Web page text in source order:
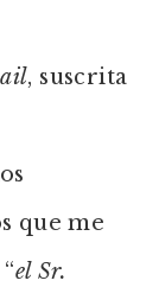
, suscrita
que me
el Sr.